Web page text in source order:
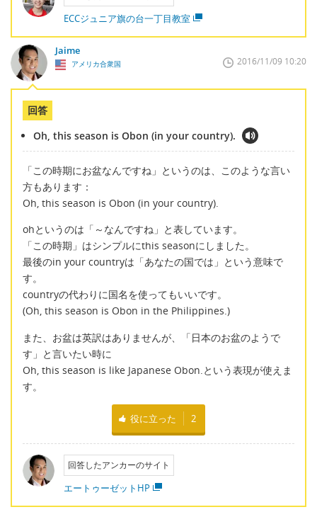
ECCジュニア旗の台一丁目教室
Jaime
アメリカ合衆国 2016/11/09 10:20
回答
Oh, this season is Obon (in your country).
「この時期にお盆なんですね」というのは、このような言い
方もあります：
Oh, this season is Obon (in your country).
ohというのは「～なんですね」と表しています。
「この時期」はシンプルにthis seasonにしました。
最後のin your countryは「あなたの国では」という意味で
す。
countryの代わりに国名を使ってもいいです。
(Oh, this season is Obon in the Philippines.)
また、お盆は英訳はありませんが、「日本のお盆のようで
す」と言いたい時に
Oh, this season is like Japanese Obon.という表現が使えま
す。
役に立った 2
回答したアンカーのサイト
エートゥーゼットHP